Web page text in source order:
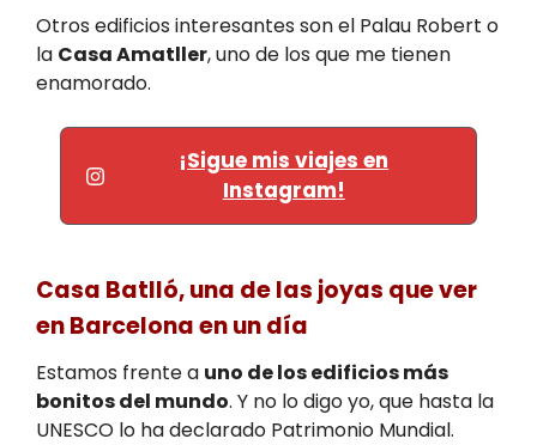
Otros edificios interesantes son el Palau Robert o
la Casa Amatller, uno de los que me tienen
enamorado.
¡Sigue mis viajes en
Instagram!
Casa Batlló, una de las joyas que ver
en Barcelona en un día
Estamos frente a uno de los edificios más
bonitos del mundo. Y no lo digo yo, que hasta la
UNESCO lo ha declarado Patrimonio Mundial.